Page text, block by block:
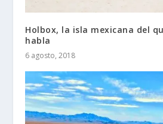
Holbox, la isla mexicana del
habla
6 agosto, 2018